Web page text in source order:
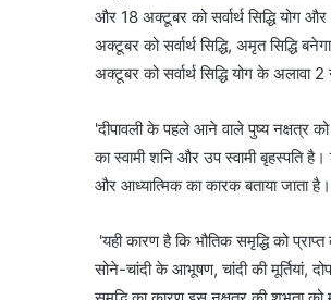
और 18 अक्टूबर को सर्वार्थ सिद्धि योग
अक्टूबर को सर्वार्थ सिद्धि, अमृत सिद्धि
अक्टूबर को सर्वार्थ सिद्धि योग के अलावा
'दीपावली के पहले आने वाले पुष्य नक्षत्र
का स्वामी शनि और उप स्वामी बृहस्पति
और आध्यात्मिक का कारक बताया जाता
'यही कारण है कि भौतिक समृद्धि को
सोने-चांदी के आभूषण, चांदी की मूर्तियां,